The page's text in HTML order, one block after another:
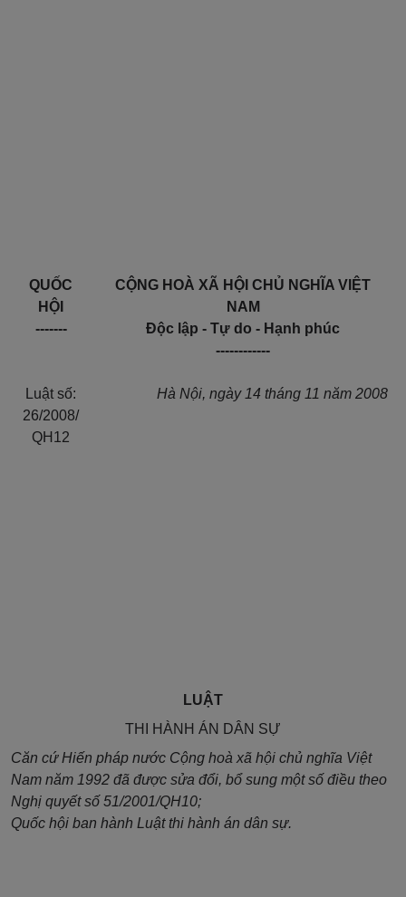
QUỐC
HỘI
-------
CỘNG HOÀ XÃ HỘI CHỦ NGHĨA VIỆT
NAM
Độc lập - Tự do - Hạnh phúc
------------
Luật số:
26/2008/
QH12
Hà Nội, ngày 14 tháng 11 năm 2008
LUẬT
THI HÀNH ÁN DÂN SỰ
Căn cứ Hiến pháp nước Cộng hoà xã hội chủ nghĩa Việt
Nam năm 1992 đã được sửa đổi, bổ sung một số điều theo
Nghị quyết số 51/2001/QH10;
Quốc hội ban hành Luật thi hành án dân sự.